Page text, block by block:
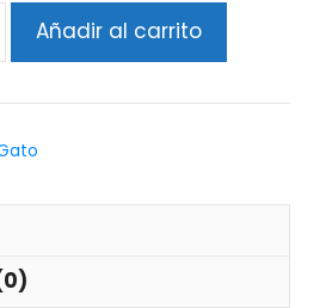
Añadir al carrito